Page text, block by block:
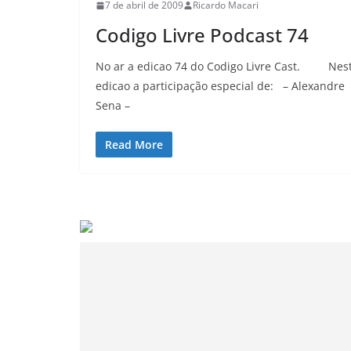
7 de abril de 2009 Ricardo Macari
Codigo Livre Podcast 74
No ar a edicao 74 do Codigo Livre Cast.
edicao a participação especial de: – Alexandre
Sena –
Read More